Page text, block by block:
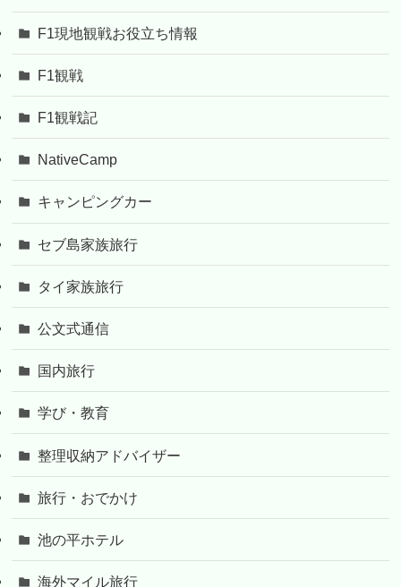
F1現地観戦お役立ち情報
F1観戦
F1観戦記
NativeCamp
キャンピングカー
セブ島家族旅行
タイ家族旅行
公文式通信
国内旅行
学び・教育
整理収納アドバイザー
旅行・おでかけ
池の平ホテル
海外マイル旅行